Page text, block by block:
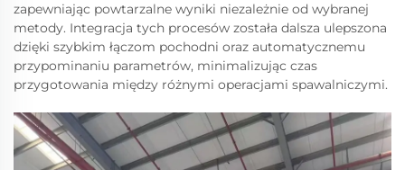
zapewniając powtarzalne wyniki niezależnie od wybranej
metody. Integracja tych procesów została dalsza ulepszona
dzięki szybkim łączom pochodni oraz automatycznemu
przypominaniu parametrów, minimalizując czas
przygotowania między różnymi operacjami spawalniczymi.